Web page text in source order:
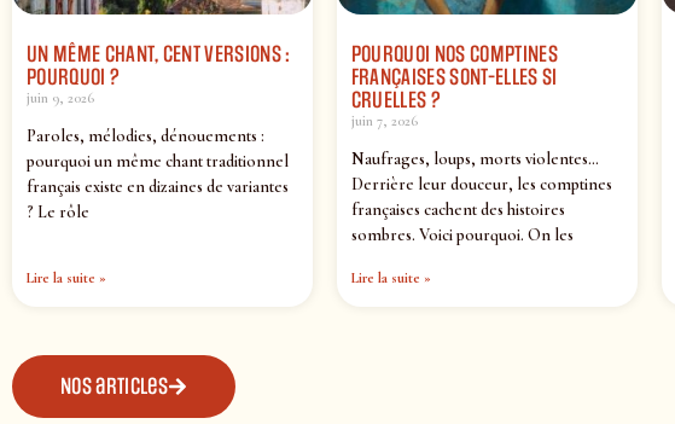
UN MÊME CHANT, CENT VERSIONS :
POURQUOI ?
juin 9, 2026
Paroles, mélodies, dénouements :
pourquoi un même chant traditionnel
français existe en dizaines de variantes
? Le rôle
Lire la suite »
POURQUOI NOS COMPTINES
FRANÇAISES SONT-ELLES SI
CRUELLES ?
juin 7, 2026
Naufrages, loups, morts violentes…
Derrière leur douceur, les comptines
françaises cachent des histoires
sombres. Voici pourquoi. On les
Lire la suite »
Nos articles